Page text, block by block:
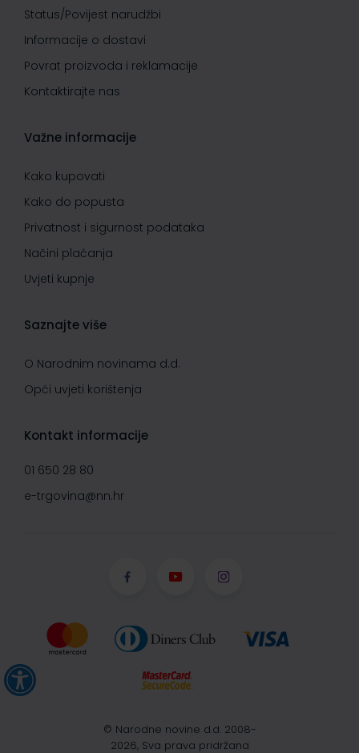
Status/Povijest narudžbi
Informacije o dostavi
Povrat proizvoda i reklamacije
Kontaktirajte nas
Važne informacije
Kako kupovati
Kako do popusta
Privatnost i sigurnost podataka
Načini plaćanja
Uvjeti kupnje
Saznajte više
O Narodnim novinama d.d.
Opći uvjeti korištenja
Kontakt informacije
01 650 28 80
e-trgovina@nn.hr
© Narodne novine d.d. 2008-
2026, Sva prava pridržana